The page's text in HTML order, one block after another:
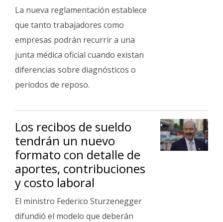
General
Ciudad
Policiales
Cartelera
Fotos
de
Clasificados
La nueva reglamentación establece
que tanto trabajadores como
empresas podrán recurrir a una
junta médica oficial cuando existan
diferencias sobre diagnósticos o
períodos de reposo.
Los recibos de sueldo
tendrán un nuevo
formato con detalle de
aportes, contribuciones
y costo laboral
El ministro Federico Sturzenegger
difundió el modelo que deberán